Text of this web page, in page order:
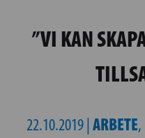
”VI KAN
22.10.2019 | ARBETE,